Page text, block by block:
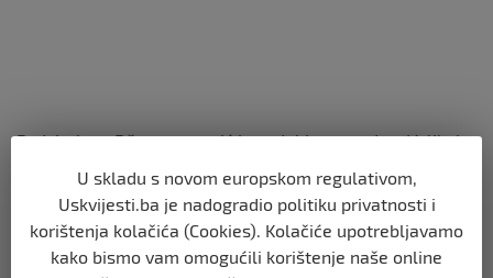
Podsjetimo, Dženan memić je zadobio povrede u Velikoj
aleji na Ilidži od kojih je sedam dana kasnije preminuo na
Kliničkom centru Univerziteta u Sarajevu.
Zijad Mutap, Hasan Dupovac, Alisa Mutap, tada Ramić,
Josip Barić i Muamer Ožegović su se optužnicom
U skladu s novom europskom regulativom,
Uskvijesti.ba je nadogradio politiku privatnosti i
korištenja kolačića (Cookies). Kolačiće upotrebljavamo
kako bismo vam omogućili korištenje naše online